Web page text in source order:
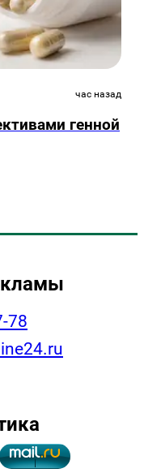
час назад
генной
78